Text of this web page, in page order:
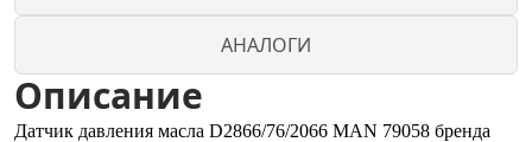
АНАЛОГИ
Описание
Датчик давления масла D2866/76/2066 MAN 79058 бренда